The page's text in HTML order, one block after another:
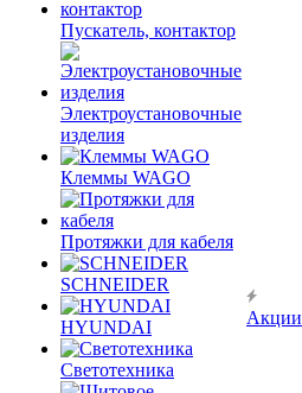
Пускатель, контактор
Электроустановочные
изделия
Клеммы WAGO
Протяжки для кабеля
SCHNEIDER
HYUNDAI
Светотехника
Акции